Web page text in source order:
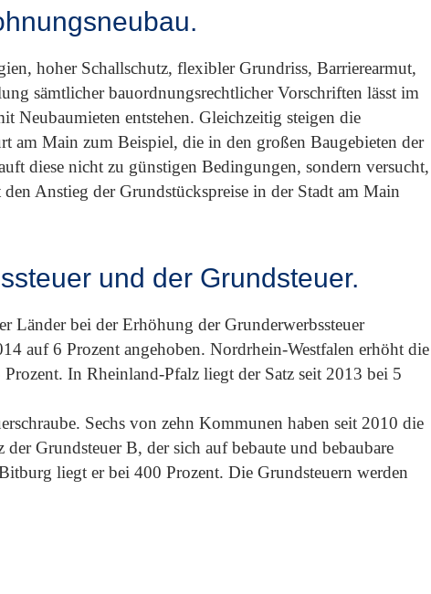
hoher Schallschutz, flexibler Grundriss, Barrierearmut,
sämtlicher bauordnungsrechtlicher Vorschriften lässt im
Neubaumieten entstehen. Gleichzeitig steigen die
am Main zum Beispiel, die in den großen Baugebieten der
diese nicht zu günstigen Bedingungen, sondern versucht,
Anstieg der Grundstückspreise in der Stadt am Main
und der Grundsteuer.
Länder bei der Erhöhung der Grunderwerbssteuer
auf 6 Prozent angehoben. Nordrhein-Westfalen erhöht die
In Rheinland-Pfalz liegt der Satz seit 2013 bei 5
Sechs von zehn Kommunen haben seit 2010 die
Grundsteuer B, der sich auf bebaute und bebaubare
liegt er bei 400 Prozent. Die Grundsteuern werden